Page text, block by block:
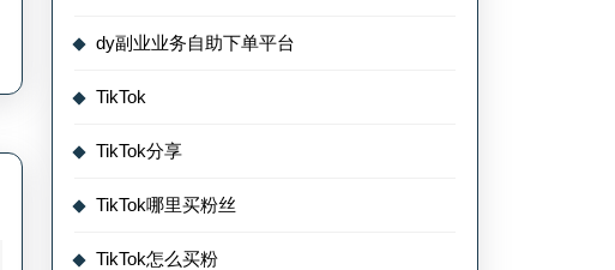
dy副业业务自助下单平台
TikTok
TikTok分享
TikTok哪里买粉丝
TikTok怎么买粉